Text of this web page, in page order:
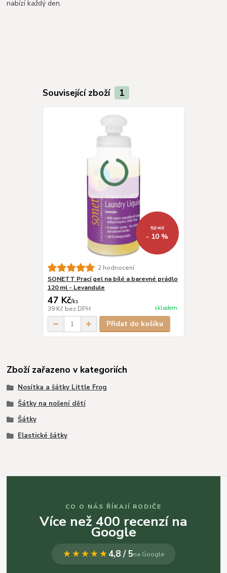
nabízí každý den.
Související zboží 1
52 Kč
- 10 %
2 hodnocení
SONETT Prací gel na bílé a barevné prádlo
120 ml - Levandule
47 Kč/ks
39 Kč bez DPH skladem
Přidat do košíku
Zboží zařazeno v kategoriích
Nosítka a šátky Little Frog
Šátky na nošení dětí
Šátky
Elastické šátky
CO O NÁS ŘÍKAJÍ RODIČE
Více než 400 recenzí na
Google
★★★★★4,8 / 5na Google